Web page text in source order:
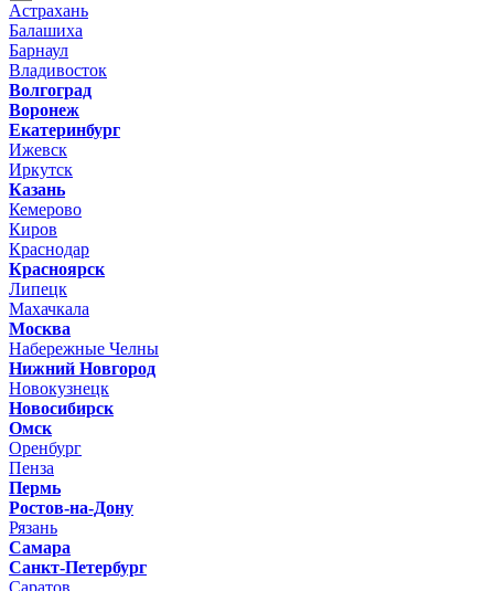
Астрахань
Балашиха
Барнаул
Владивосток
Волгоград
Воронеж
Екатеринбург
Ижевск
Иркутск
Казань
Кемерово
Киров
Краснодар
Красноярск
Липецк
Махачкала
Москва
Набережные Челны
Нижний Новгород
Новокузнецк
Новосибирск
Омск
Оренбург
Пенза
Пермь
Ростов-на-Дону
Рязань
Самара
Санкт-Петербург
Саратов